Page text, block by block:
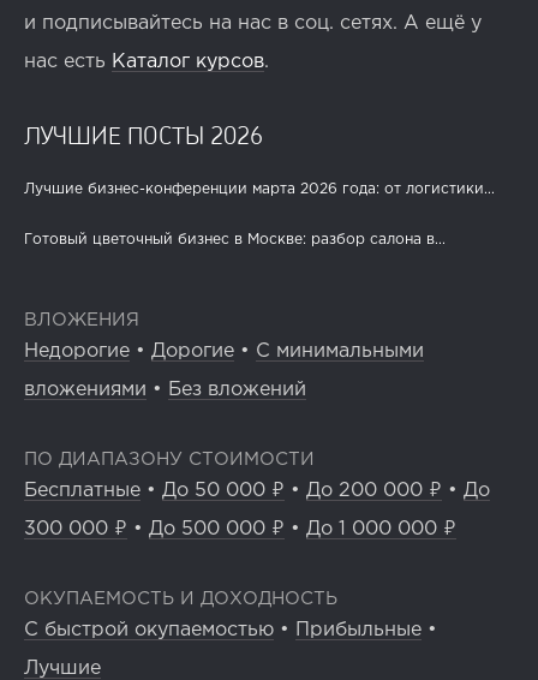
и подписывайтесь на нас в соц. сетях. А ещё у
нас есть Каталог курсов.
ЛУЧШИЕ ПОСТЫ 2026
Лучшие бизнес-конференции марта 2026 года: от логистики...
Готовый цветочный бизнес в Москве: разбор салона в...
ВЛОЖЕНИЯ
Недорогие • Дорогие • С минимальными
вложениями • Без вложений
ПО ДИАПАЗОНУ СТОИМОСТИ
Бесплатные • До 50 000 ₽ • До 200 000 ₽ • До
300 000 ₽ • До 500 000 ₽ • До 1 000 000 ₽
ОКУПАЕМОСТЬ И ДОХОДНОСТЬ
С быстрой окупаемостью • Прибыльные •
Лучшие